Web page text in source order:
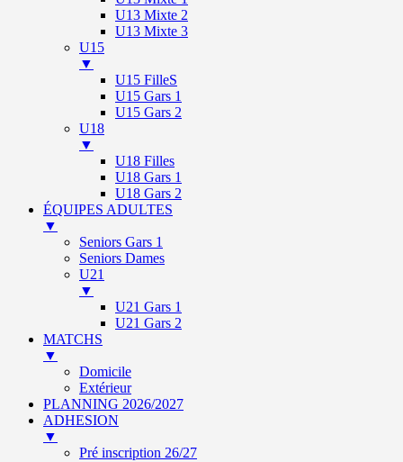
U13 Mixte 2
U13 Mixte 3
U15
▼
U15 FilleS
U15 Gars 1
U15 Gars 2
U18
▼
U18 Filles
U18 Gars 1
U18 Gars 2
ÉQUIPES ADULTES
▼
Seniors Gars 1
Seniors Dames
U21
▼
U21 Gars 1
U21 Gars 2
MATCHS
▼
Domicile
Extérieur
PLANNING 2026/2027
ADHESION
▼
Pré inscription 26/27